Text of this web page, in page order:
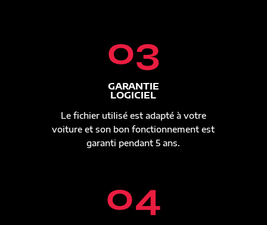
03
GARANTIE
LOGICIEL
Le fichier utilisé est adapté à votre
voiture et son bon fonctionnement est
garanti pendant 5 ans.
04